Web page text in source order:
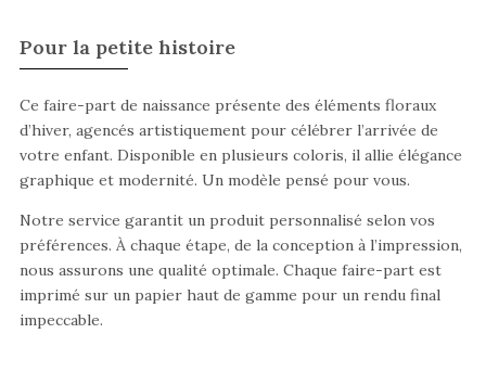
Pour la petite histoire
Ce faire-part de naissance présente des éléments floraux
d’hiver, agencés artistiquement pour célébrer l’arrivée de
votre enfant. Disponible en plusieurs coloris, il allie élégance
graphique et modernité. Un modèle pensé pour vous.
Notre service garantit un produit personnalisé selon vos
préférences. À chaque étape, de la conception à l’impression,
nous assurons une qualité optimale. Chaque faire-part est
imprimé sur un papier haut de gamme pour un rendu final
impeccable.